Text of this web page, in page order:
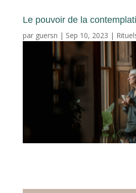
Le pouvoir de la
par guersn | Sep 10, 2023 |